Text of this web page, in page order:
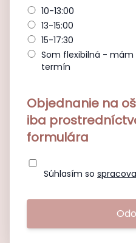
10-13:00
13-15:00
15-17:30
Som flexibilná -
termín
Objednanie na
iba
formulára
Súhlasím so